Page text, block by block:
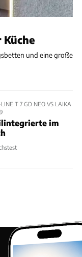
und eine große
T 7 GD NEO VS LAIKA
im